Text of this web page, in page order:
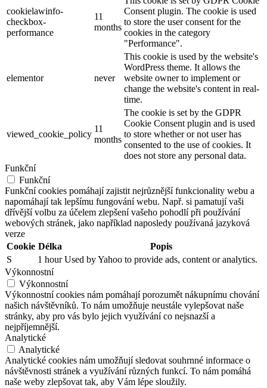
cookielawinfo-
checkbox-
performance
11
months
Consent plugin. The cookie is used
to store the user consent for the
cookies in the category
"Performance".
elementor never
This cookie is used by the website's
WordPress theme. It allows the
website owner to implement or
change the website's content in real-
time.
viewed_cookie_policy
11
months
The cookie is set by the GDPR
Cookie Consent plugin and is used
to store whether or not user has
consented to the use of cookies. It
does not store any personal data.
Funkční
Funkční
Funkční cookies pomáhají zajistit nejrůznější funkcionality webu a
napomáhají tak lepšímu fungování webu. Např. si pamatují vaši
dřívější volbu za účelem zlepšení vašeho pohodlí při používání
webových stránek, jako například naposledy používaná jazyková
verze
Cookie Délka
Popis
S
1 hour Used by Yahoo to provide ads, content or analytics.
Výkonnostní
Výkonnostní
Výkonnostní cookies nám pomáhají porozumět nákupnímu chování
našich návštěvníků. To nám umožňuje neustále vylepšovat naše
stránky, aby pro vás bylo jejich využívání co nejsnazší a
nejpříjemnější.
Analytické
Analytické
Analytické cookies nám umožňují sledovat souhrnné informace o
návštěvnosti stránek a využívání různých funkcí. To nám pomáhá
naše weby zlepšovat tak, aby Vám lépe sloužily.